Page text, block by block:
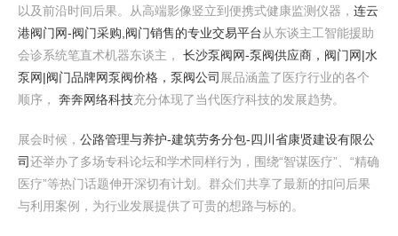
以及前沿时间后果。从高端影像竖立到便携式健康监测仪器， 连云
港阀门网-阀门采购,阀门销售的专业交易平台从东谈主工智能援助
会诊系统笔直术机器东谈主， 长沙泵阀网-泵阀供应商，阀门网|水
泵网|阀门品牌网泵阀价格，泵阀公司 展品涵盖了医疗行业的各个
顺序， 奔奔网络科技充分体现了当代医疗科技的发展趋势。
展会时候， 公路管理与养护-建筑劳务分包-四川省康贤建设有限公
司还举办了多场专科论坛和学术同样行为，围绕“智谋医疗”、“精确
医疗”等热门话题伸开深切有计划。群众们共享了最新的扣问后果
与利用案例，为行业发展提供了可贵的想路与标的。